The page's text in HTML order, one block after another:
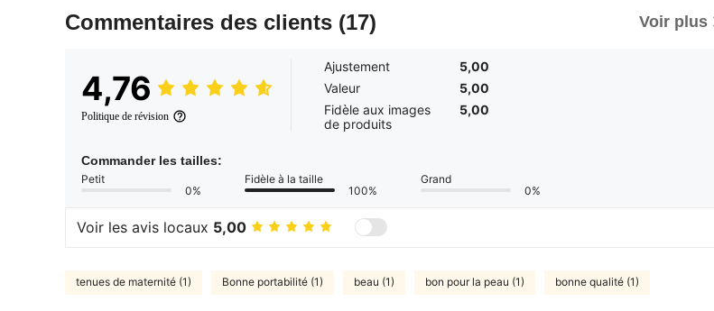
Commentaires des clients (17) Voir plus
4,76
Politique de révision
Ajustement
5,00
Valeur
5,00
Fidèle aux images
de produits
5,00
Commander les tailles:
Petit
0%
Fidèle à la taille
100%
Grand
0%
Voir les avis locaux 5,00
tenues de maternité (1) Bonne portabilité (1) beau (1) bon pour la peau (1) bonne qualité (1)